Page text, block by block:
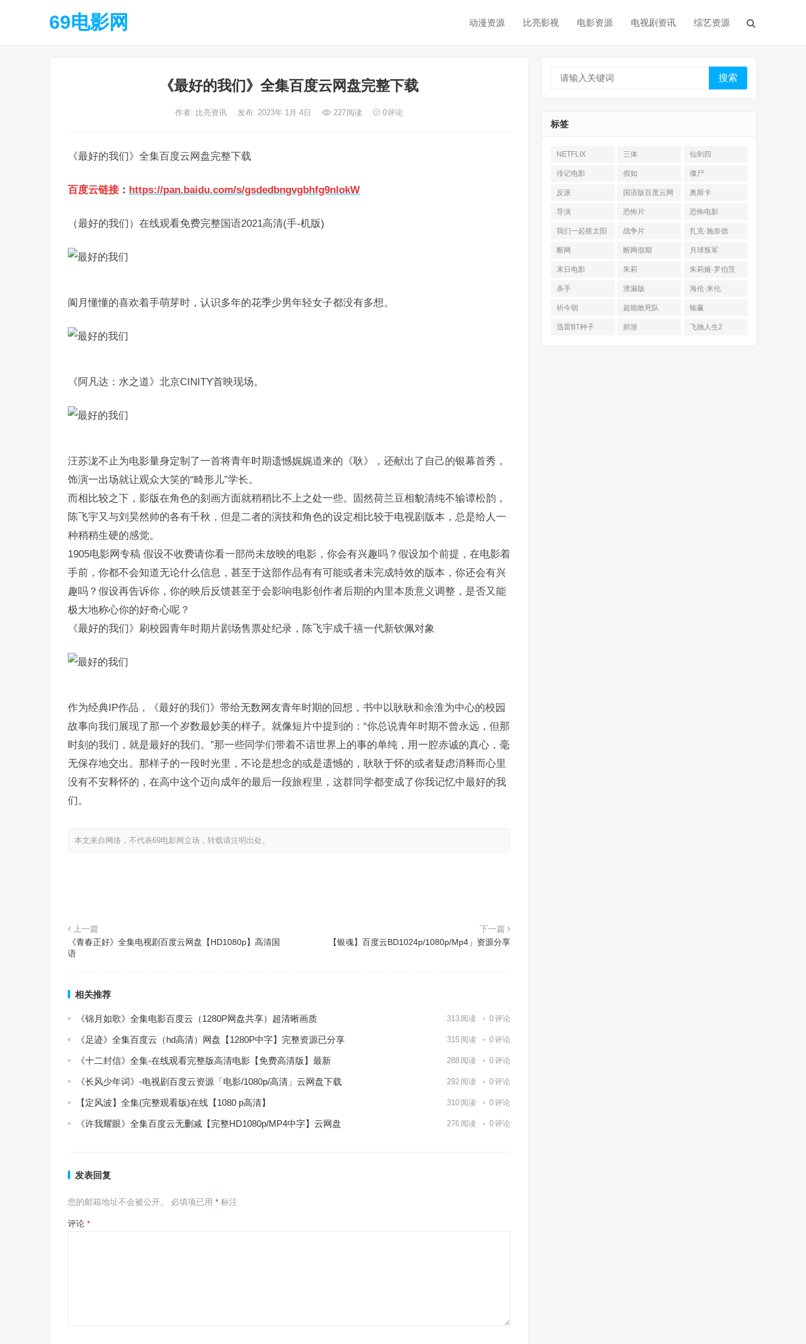
69电影网 动漫资源 比亮影视 电影资源 电视剧资讯 综艺资源
《最好的我们》全集百度云网盘完整下载
作者: 比亮资讯 发布: 2023年 1月 4日 227阅读 0评论
《最好的我们》全集百度云网盘完整下载
百度云链接 ： https://pan.baidu.com/s/gsdedbngvgbhfg9nlokW
（最好的我们）在线观看免费完整国语2021高清(手-机版)
阆月懂懂的喜欢着手萌芽时，认识多年的花季少男年轻女子都没有多想。
《阿凡达：水之道》北京CINITY首映现场。
汪苏泷不止为电影量身定制了一首将青年时期遗憾娓娓道来的《耿》，还献出了自己的银幕首秀，
饰演一出场就让观众大笑的“畸形儿”学长。
而相比较之下，影版在角色的刻画方面就稍稍比不上之处一些。固然荷兰豆相貌清纯不输谭松韵，
陈飞宇又与刘昊然帅的各有千秋，但是二者的演技和角色的设定相比较于电视剧版本，总是给人一
种稍稍生硬的感觉。
1905电影网专稿 假设不收费请你看一部尚未放映的电影，你会有兴趣吗？假设加个前提，在电影着
手前，你都不会知道无论什么信息，甚至于这部作品有有可能或者未完成特效的版本，你还会有兴
趣吗？假设再告诉你，你的映后反馈甚至于会影响电影创作者后期的内里本质意义调整，是否又能
极大地称心你的好奇心呢？
《最好的我们》刷校园青年时期片剧场售票处纪录，陈飞宇成千禧一代新钦佩对象
作为经典IP作品，《最好的我们》带给无数网友青年时期的回想，书中以耿耿和余淮为中心的校园
故事向我们展现了那一个岁数最妙美的样子。就像短片中提到的：“你总说青年时期不曾永远，但那
时刻的我们，就是最好的我们。”那一些同学们带着不谙世界上的事的单纯，用一腔赤诚的真心，毫
无保存地交出。那样子的一段时光里，不论是想念的或是遗憾的，耿耿于怀的或者疑虑消释而心里
没有不安释怀的，在高中这个迈向成年的最后一段旅程里，这群同学都变成了你我记忆中最好的我
们。
本文来自网络，不代表69电影网立场，转载请注明出处。
上一篇
《青春正好》全集电视剧百度云网盘【HD1080p】高清国
语
下一篇
【银魂】百度云BD1024p/1080p/Mp4」资源分享
相关推荐
《锦月如歌》全集电影百度云（1280P网盘共享）超清晰画质 313 阅读 0评论
《足迹》全集百度云（hd高清）网盘【1280P中字】完整资源已分享 315 阅读 0评论
《十二封信》全集-在线观看完整版高清电影【免费高清版】最新 288 阅读 0评论
《长风少年词》-电视剧百度云资源「电影/1080p/高清」云网盘下载 292 阅读 0评论
【定风波】全集(完整观看版)在线【1080 p高清】 310 阅读 0评论
《许我耀眼》全集百度云无删减【完整HD1080p/MP4中字】云网盘 276 阅读 0评论
发表回复
您的邮箱地址不会被公开。 必填项已用 * 标注
评论 *
搜索
标签
NETFLIX 三体 仙剑四
传记电影 假如 僵尸
反派
国语版百度云网
盘
奥斯卡
导演 恐怖片 恐怖电影
我们一起摇太阳 战争片 扎克·施奈德
断网 断网假期 月球叛军
末日电影 朱莉 朱莉娅·罗伯茨
杀手 泄漏版 海伦·米伦
祈今朝 超能敢死队 输赢
迅雷BT种子 郊游 飞驰人生2